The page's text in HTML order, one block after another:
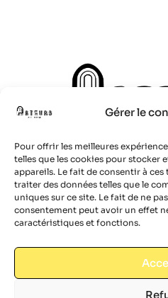
Gérer le
Pour offrir les meilleures
telles que les cookies pour stocker
appareils. Le fait de consentir à
traiter des données telles que le
uniques sur ce site. Le fait de ne
consentement peut avoir un effet
caractéristiques et fonctions.
© 2024 Site réalisé